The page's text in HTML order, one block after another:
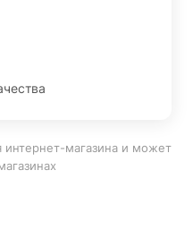
интернет-магазина и может